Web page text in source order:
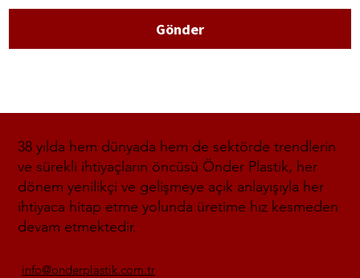
Gönder
38 yılda hem dünyada hem de sektörde trendlerin
ve sürekli ihtiyaçların öncüsü Önder Plastik, her
dönem yenilikçi ve gelişmeye açık anlayışıyla her
ihtiyaca hitap etme yolunda üretime hız kesmeden
devam etmektedir.
info@onderplastik.com.tr